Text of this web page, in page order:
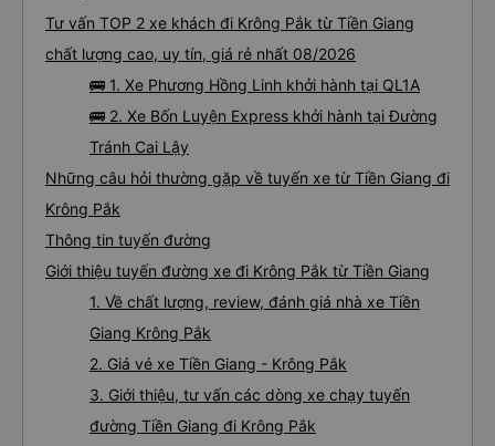
Tư vấn TOP 2 xe khách đi Krông Pắk từ Tiền Giang
chất lượng cao, uy tín, giá rẻ nhất 08/2026
🚌 1. Xe Phương Hồng Linh khởi hành tại QL1A
🚌 2. Xe Bốn Luyện Express khởi hành tại Đường
Tránh Cai Lậy
Những câu hỏi thường gặp về tuyến xe từ Tiền Giang đi
Krông Pắk
Thông tin tuyến đường
Giới thiệu tuyến đường xe đi Krông Pắk từ Tiền Giang
1. Về chất lượng, review, đánh giá nhà xe Tiền
Giang Krông Pắk
2. Giá vé xe Tiền Giang - Krông Pắk
3. Giới thiệu, tư vấn các dòng xe chạy tuyến
đường Tiền Giang đi Krông Pắk